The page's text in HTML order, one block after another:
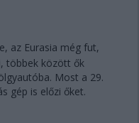
az Eurasia még fut,
többek között ők
Most a 29.
gép is előzi őket.